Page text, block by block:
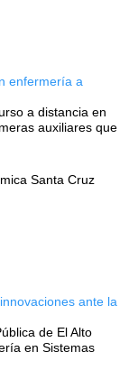
enfermería a
a distancia en
auxiliares que
Santa Cruz
ante la
de El Alto
en Sistemas